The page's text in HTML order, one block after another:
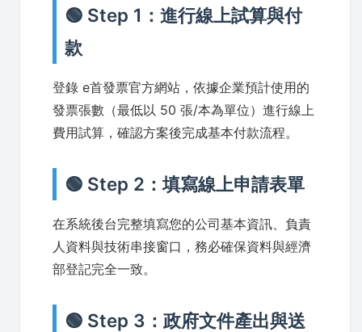
🟢 Step 1：進行線上試算與付
款
登錄 e首發票官方網站，依據企業預計使用的
發票張數（最低以 50 張/本為單位）進行線上
費用試算，確認方案後完成基本付款流程。
🟢 Step 2：填寫線上申請表單
在系統後台完整填寫您的公司基本資訊、負責
人資料與技術串接窗口，務必確保資料與經濟
部登記完全一致。
🟢 Step 3：政府文件產出與送